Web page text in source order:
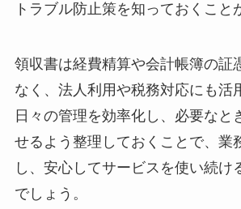
トラブル防止策を知っておくこと
領収書は経費精算や会計帳簿の証
なく、法人利用や税務対応にも活
日々の管理を効率化し、必要なと
せるよう整理しておくことで、業
し、安心してサービスを使い続け
でしょう。